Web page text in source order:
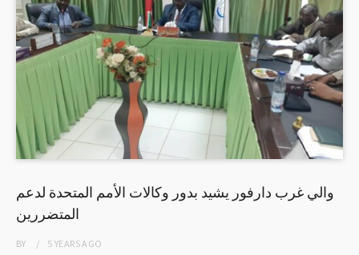
والي غرب دارفور يشيد بدور وكالات الأمم المتحدة لدعم
المتضررين
BY 5 YEARSAGO